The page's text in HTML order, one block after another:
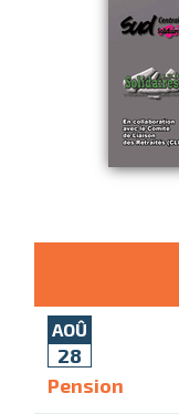
AOÛ
28
Pension